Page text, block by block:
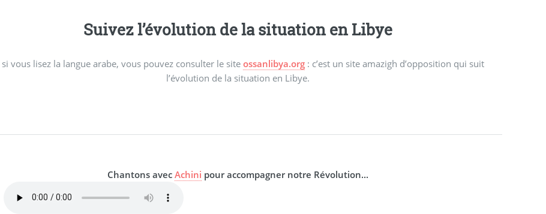
Suivez l’évolution de la situation en Libye
si vous lisez la langue arabe, vous pouvez consulter le site ossanlibya.org: c’est un site amazigh d’opposition qui suit
l’évolution de la situation en Libye.
Chantons avec Achini pour accompagner notre Révolution...